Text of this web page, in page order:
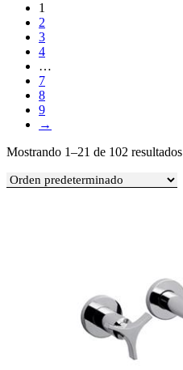
1
2
3
4
…
7
8
9
→
Mostrando 1–21 de 102 resultados